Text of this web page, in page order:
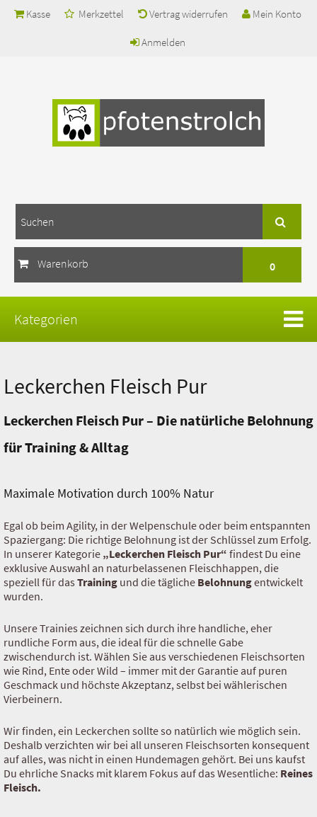
Kasse Merkzettel Vertrag widerrufen Mein Konto
Anmelden
Warenkorb 0
Ihr Warenkorb ist leer.
Kategorien
Rind
Hühnchen
Lamm
Wild
Kaninchen
Ziege
Insekten
Fisch
Trockenbarf Complete
Fleisch Pur Trocken Barf
Hypoallergen Trocken Barf
Rind
Leckerchen Fleisch Pur
Leckerchen Fleisch Pur – Die natürliche Belohnung
für Training & Alltag
Maximale Motivation durch 100% Natur
Egal ob beim Agility, in der Welpenschule oder beim entspannten
Spaziergang: Die richtige Belohnung ist der Schlüssel zum Erfolg.
In unserer Kategorie „Leckerchen Fleisch Pur“ findest Du eine
exklusive Auswahl an naturbelassenen Fleischhappen, die
speziell für das Training und die tägliche Belohnungentwickelt
wurden.
Unsere Trainies zeichnen sich durch ihre handliche, eher
rundliche Form aus, die ideal für die schnelle Gabe
zwischendurch ist. Wählen Sie aus verschiedenen Fleischsorten
wie Rind, Ente oder Wild – immer mit der Garantie auf puren
Geschmack und höchste Akzeptanz, selbst bei wählerischen
Vierbeinern.
Wir finden, ein Leckerchen sollte so natürlich wie möglich sein.
Deshalb verzichten wir bei all unseren Fleischsorten konsequent
auf alles, was nicht in einen Hundemagen gehört. Bei uns kaufst
Du ehrliche Snacks mit klarem Fokus auf das Wesentliche: Reines
Fleisch.